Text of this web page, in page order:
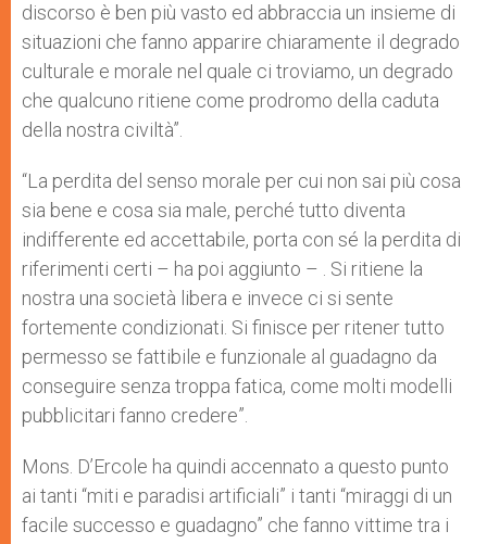
discorso è ben più vasto ed abbraccia un insieme di
situazioni che fanno apparire chiaramente il degrado
culturale e morale nel quale ci troviamo, un degrado
che qualcuno ritiene come prodromo della caduta
della nostra civiltà”.
“La perdita del senso morale per cui non sai più cosa
sia bene e cosa sia male, perché tutto diventa
indifferente ed accettabile, porta con sé la perdita di
riferimenti certi – ha poi aggiunto – . Si ritiene la
nostra una società libera e invece ci si sente
fortemente condizionati. Si finisce per ritener tutto
permesso se fattibile e funzionale al guadagno da
conseguire senza troppa fatica, come molti modelli
pubblicitari fanno credere”.
Mons. D’Ercole ha quindi accennato a questo punto
ai tanti “miti e paradisi artificiali” i tanti “miraggi di un
facile successo e guadagno” che fanno vittime tra i